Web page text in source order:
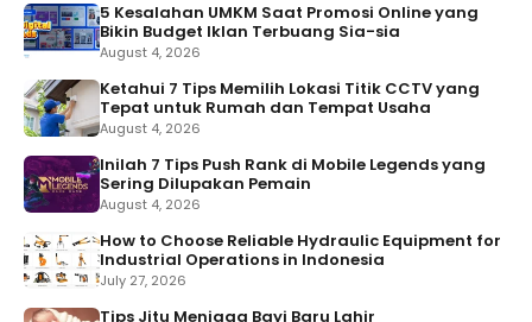
5 Kesalahan UMKM Saat Promosi Online yang
Bikin Budget Iklan Terbuang Sia-sia
August 4, 2026
Ketahui 7 Tips Memilih Lokasi Titik CCTV yang
Tepat untuk Rumah dan Tempat Usaha
August 4, 2026
Inilah 7 Tips Push Rank di Mobile Legends yang
Sering Dilupakan Pemain
August 4, 2026
How to Choose Reliable Hydraulic Equipment for
Industrial Operations in Indonesia
July 27, 2026
Tips Jitu Menjaga Bayi Baru Lahir